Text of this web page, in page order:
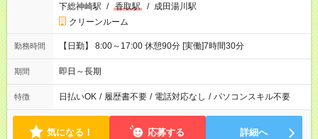
下総神崎駅 / 香取駅 / 成田湯川駅
クリーンルーム
勤務時間 【日勤】 8:00～17:00 休憩90分 [実働]7時間30分
期間 即日～長期
特徴 日払いOK / 履歴書不要 / 電話対応なし / パソコンスキル不要
気になる！ 応募する 詳細へ